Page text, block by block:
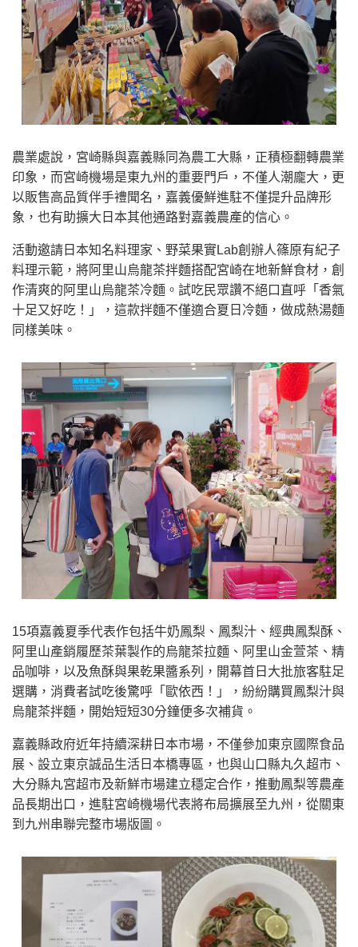
農業處說，宮崎縣與嘉義縣同為農工大縣，正積極翻轉農業
印象，而宮崎機場是東九州的重要門戶，不僅人潮龐大，更
以販售高品質伴手禮聞名，嘉義優鮮進駐不僅提升品牌形
象，也有助擴大日本其他通路對嘉義農產的信心。
活動邀請日本知名料理家、野菜果實Lab創辦人篠原有紀子
料理示範，將阿里山烏龍茶拌麵搭配宮崎在地新鮮食材，創
作清爽的阿里山烏龍茶冷麵。試吃民眾讚不絕口直呼「香氣
十足又好吃！」，這款拌麵不僅適合夏日冷麵，做成熱湯麵
同樣美味。
15項嘉義夏季代表作包括牛奶鳳梨、鳳梨汁、經典鳳梨酥、
阿里山產銷履歷茶葉製作的烏龍茶拉麵、阿里山金萱茶、精
品咖啡，以及魚酥與果乾果醬系列，開幕首日大批旅客駐足
選購，消費者試吃後驚呼「歐依西！」，紛紛購買鳳梨汁與
烏龍茶拌麵，開始短短30分鐘便多次補貨。
嘉義縣政府近年持續深耕日本市場，不僅參加東京國際食品
展、設立東京誠品生活日本橋專區，也與山口縣丸久超市、
大分縣丸宮超市及新鮮市場建立穩定合作，推動鳳梨等農產
品長期出口，進駐宮崎機場代表將布局擴展至九州，從關東
到九州串聯完整市場版圖。